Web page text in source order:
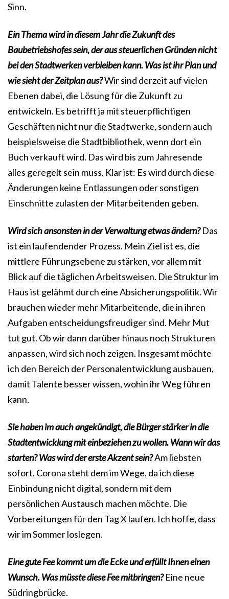
Sinn.
Ein Thema wird in diesem Jahr die Zukunft des
Baubetriebshofes sein, der aus steuerlichen Gründen nicht
bei den Stadtwerken verbleiben kann. Was ist ihr Plan und
wie sieht der Zeitplan aus?Wir sind derzeit auf vielen
Ebenen dabei, die Lösung für die Zukunft zu
entwickeln. Es betrifft ja mit steuerpflichtigen
Geschäften nicht nur die Stadtwerke, sondern auch
beispielsweise die Stadtbibliothek, wenn dort ein
Buch verkauft wird. Das wird bis zum Jahresende
alles geregelt sein muss. Klar ist: Es wird durch diese
Änderungen keine Entlassungen oder sonstigen
Einschnitte zulasten der Mitarbeitenden geben.
Wird sich ansonsten in der Verwaltung etwas ändern? Das
ist ein laufendender Prozess. Mein Ziel ist es, die
mittlere Führungsebene zu stärken, vor allem mit
Blick auf die täglichen Arbeitsweisen. Die Struktur im
Haus ist gelähmt durch eine Absicherungspolitik. Wir
brauchen wieder mehr Mitarbeitende, die in ihren
Aufgaben entscheidungsfreudiger sind. Mehr Mut
tut gut. Ob wir dann darüber hinaus noch Strukturen
anpassen, wird sich noch zeigen. Insgesamt möchte
ich den Bereich der Personalentwicklung ausbauen,
damit Talente besser wissen, wohin ihr Weg führen
kann.
Sie haben im auch angekündigt, die Bürger stärker in die
Stadtentwicklung mit einbeziehen zu wollen. Wann wir das
starten? Was wird der erste Akzent sein?Am liebsten
sofort. Corona steht dem im Wege, da ich diese
Einbindung nicht digital, sondern mit dem
persönlichen Austausch machen möchte. Die
Vorbereitungen für den Tag X laufen. Ich hoffe, dass
wir im Sommer loslegen.
Eine gute Fee kommt um die Ecke und erfüllt Ihnen einen
Wunsch. Was müsste diese Fee mitbringen?Eine neue
Südringbrücke.